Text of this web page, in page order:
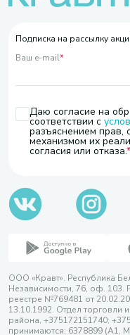
Подписка на рассылку
Ваш e-mail*
Даю согласие на
соответствии с
разъяснением прав,
механизмом их
согласия или отказа.
ООО «Кравт». Республика
Независимости, 76, оф. 103.
реестре №769481 от
13.10.1992. Отдел торговли
района, +375172151740;
принимаются: 6378899 (А1,